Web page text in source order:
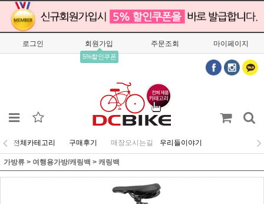
로그인 회원가입
5%할인쿠폰
주문조회 마이페이지
전체카테고리 구매후기 매장오시는길 우리들이야기
가방류 > 여행용가방/캐링백 > 캐링백